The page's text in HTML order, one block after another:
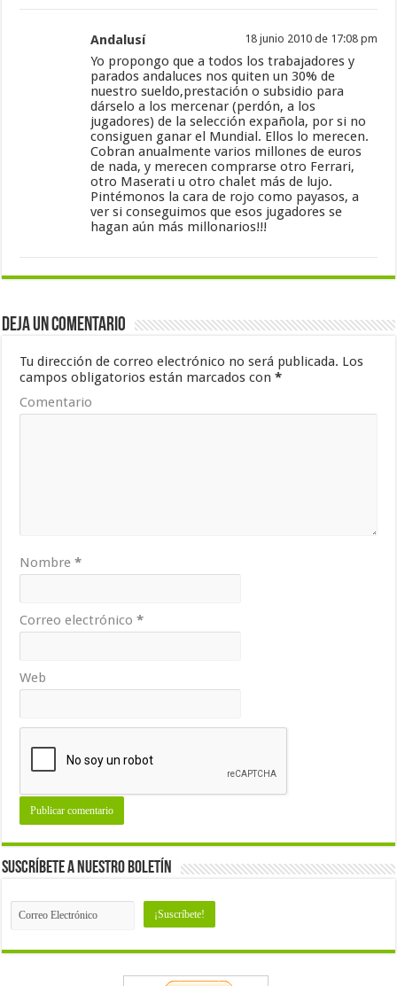
Andalusí 18 junio 2010 de 17:08 pm
Yo propongo que a todos los trabajadores y
parados andaluces nos quiten un 30% de
nuestro sueldo,prestación o subsidio para
dárselo a los mercenar (perdón, a los
jugadores) de la selección expañola, por si no
consiguen ganar el Mundial. Ellos lo merecen.
Cobran anualmente varios millones de euros
de nada, y merecen comprarse otro Ferrari,
otro Maserati u otro chalet más de lujo.
Pintémonos la cara de rojo como payasos, a
ver si conseguimos que esos jugadores se
hagan aún más millonarios!!!
Deja un comentario
Tu dirección de correo electrónico no será publicada. Los
campos obligatorios están marcados con*
Comentario
Nombre*
Correo electrónico*
Web
Suscríbete a nuestro Boletín